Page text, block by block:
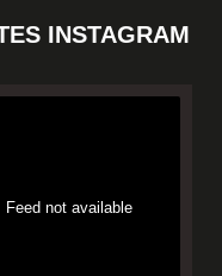
INSTAGRAM
Feed not available